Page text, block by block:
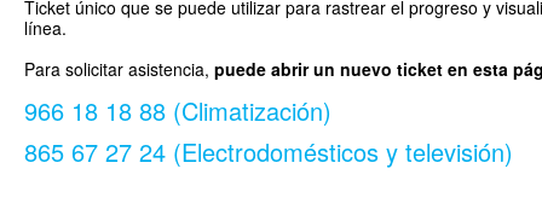
Ticket único que se puede utilizar para rastrear el progreso y
línea.
Para solicitar asistencia, puede abrir un nuevo ticket en esta
966 18 18 88 (Climatización)
865 67 27 24 (Electrodomésticos y televisión)